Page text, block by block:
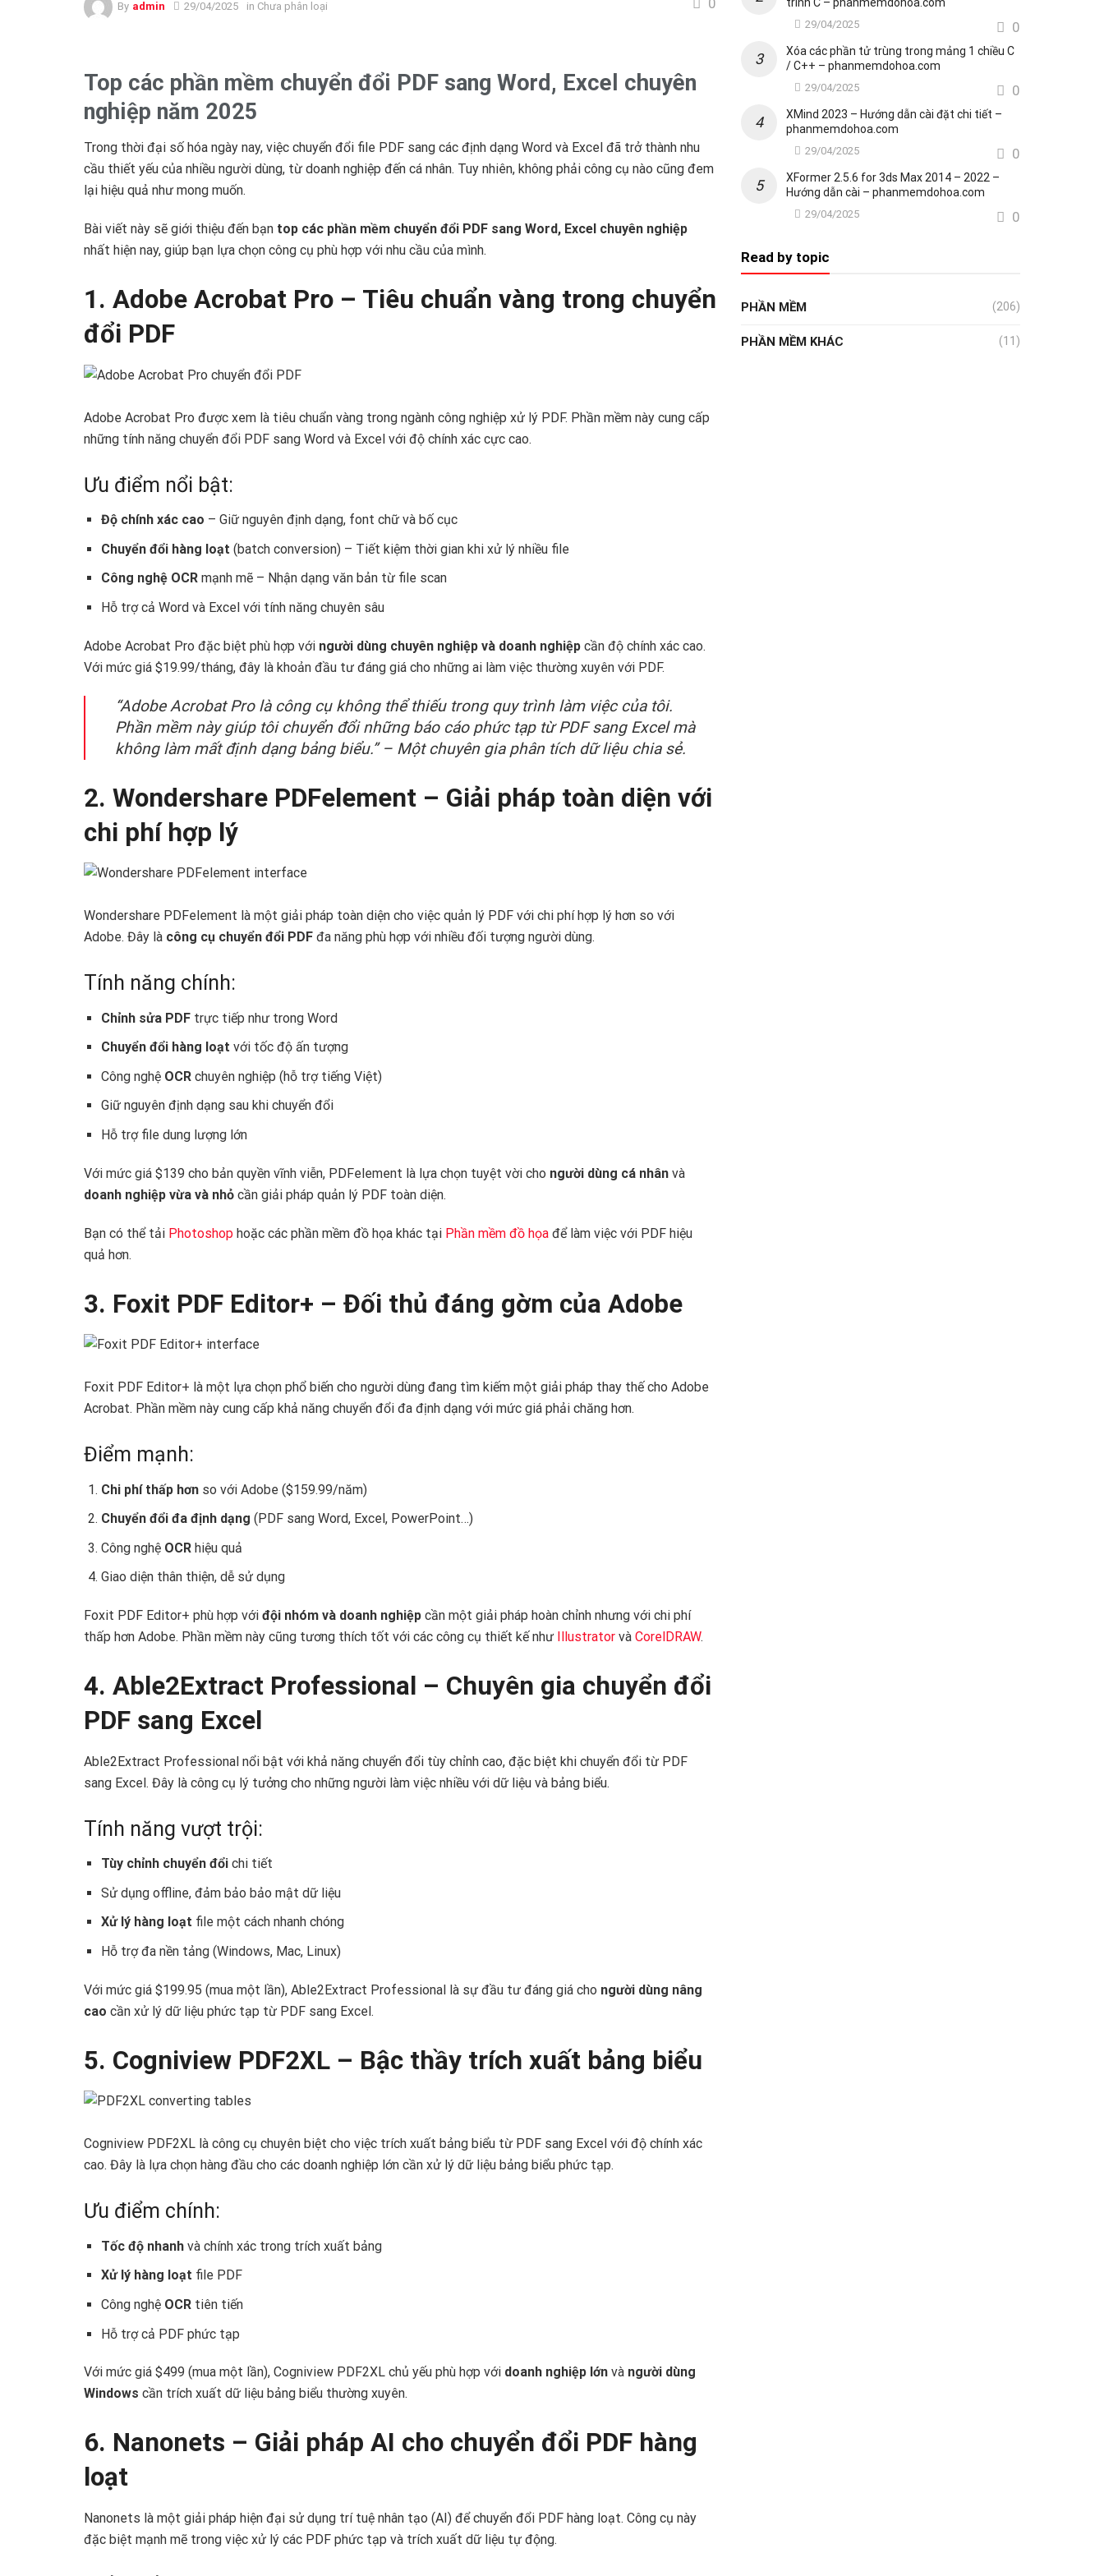
By admin 29/04/2025 in Chưa phân loại
Top các phần mềm chuyển đổi PDF sang Word, Excel chuyên
nghiệp năm 2025
Trong thời đại số hóa ngày nay, việc chuyển đổi file PDF sang các định dạng Word và Excel đã trở thành nhu
cầu thiết yếu của nhiều người dùng, từ doanh nghiệp đến cá nhân. Tuy nhiên, không phải công cụ nào cũng đem
lại hiệu quả như mong muốn.
Bài viết này sẽ giới thiệu đến bạn top các phần mềm chuyển đổi PDF sang Word, Excel chuyên nghiệp
nhất hiện nay, giúp bạn lựa chọn công cụ phù hợp với nhu cầu của mình.
1. Adobe Acrobat Pro – Tiêu chuẩn vàng trong chuyển
đổi PDF
Adobe Acrobat Pro được xem là tiêu chuẩn vàng trong ngành công nghiệp xử lý PDF. Phần mềm này cung cấp
những tính năng chuyển đổi PDF sang Word và Excel với độ chính xác cực cao.
Ưu điểm nổi bật:
Độ chính xác cao – Giữ nguyên định dạng, font chữ và bố cục
Chuyển đổi hàng loạt (batch conversion) – Tiết kiệm thời gian khi xử lý nhiều file
Công nghệ OCRmạnh mẽ – Nhận dạng văn bản từ file scan
Hỗ trợ cả Word và Excel với tính năng chuyên sâu
Adobe Acrobat Pro đặc biệt phù hợp với người dùng chuyên nghiệp và doanh nghiệp cần độ chính xác cao.
Với mức giá $19.99/tháng, đây là khoản đầu tư đáng giá cho những ai làm việc thường xuyên với PDF.
“Adobe Acrobat Pro là công cụ không thể thiếu trong quy trình làm việc của tôi.
Phần mềm này giúp tôi chuyển đổi những báo cáo phức tạp từ PDF sang Excel mà
không làm mất định dạng bảng biểu.” – Một chuyên gia phân tích dữ liệu chia sẻ.
2. Wondershare PDFelement – Giải pháp toàn diện với
chi phí hợp lý
Wondershare PDFelement là một giải pháp toàn diện cho việc quản lý PDF với chi phí hợp lý hơn so với
Adobe. Đây là công cụ chuyển đổi PDF đa năng phù hợp với nhiều đối tượng người dùng.
Tính năng chính:
Chỉnh sửa PDFtrực tiếp như trong Word
Chuyển đổi hàng loạt với tốc độ ấn tượng
Công nghệ OCRchuyên nghiệp (hỗ trợ tiếng Việt)
Giữ nguyên định dạng sau khi chuyển đổi
Hỗ trợ file dung lượng lớn
Với mức giá $139 cho bản quyền vĩnh viễn, PDFelement là lựa chọn tuyệt vời cho người dùng cá nhân và
doanh nghiệp vừa và nhỏ cần giải pháp quản lý PDF toàn diện.
Bạn có thể tải Photoshop hoặc các phần mềm đồ họa khác tại Phần mềm đồ họa để làm việc với PDF hiệu
quả hơn.
3. Foxit PDF Editor+ – Đối thủ đáng gờm của Adobe
Foxit PDF Editor+ là một lựa chọn phổ biến cho người dùng đang tìm kiếm một giải pháp thay thế cho Adobe
Acrobat. Phần mềm này cung cấp khả năng chuyển đổi đa định dạng với mức giá phải chăng hơn.
Điểm mạnh:
Chi phí thấp hơnso với Adobe ($159.99/năm)
Chuyển đổi đa định dạng (PDF sang Word, Excel, PowerPoint…)
Công nghệ OCRhiệu quả
Giao diện thân thiện, dễ sử dụng
Foxit PDF Editor+ phù hợp với đội nhóm và doanh nghiệp cần một giải pháp hoàn chỉnh nhưng với chi phí
thấp hơn Adobe. Phần mềm này cũng tương thích tốt với các công cụ thiết kế như
Illustrator và CorelDRAW.
4. Able2Extract Professional – Chuyên gia chuyển đổi
PDF sang Excel
Able2Extract Professional nổi bật với khả năng chuyển đổi tùy chỉnh cao, đặc biệt khi chuyển đổi từ PDF
sang Excel. Đây là công cụ lý tưởng cho những người làm việc nhiều với dữ liệu và bảng biểu.
Tính năng vượt trội:
Tùy chỉnh chuyển đổichi tiết
Sử dụng offline, đảm bảo bảo mật dữ liệu
Xử lý hàng loạt file một cách nhanh chóng
Hỗ trợ đa nền tảng (Windows, Mac, Linux)
Với mức giá $199.95 (mua một lần), Able2Extract Professional là sự đầu tư đáng giá cho người dùng nâng
cao cần xử lý dữ liệu phức tạp từ PDF sang Excel.
5. Cogniview PDF2XL – Bậc thầy trích xuất bảng biểu
Cogniview PDF2XL là công cụ chuyên biệt cho việc trích xuất bảng biểu từ PDF sang Excel với độ chính xác
cao. Đây là lựa chọn hàng đầu cho các doanh nghiệp lớn cần xử lý dữ liệu bảng biểu phức tạp.
Ưu điểm chính:
Tốc độ nhanhvà chính xác trong trích xuất bảng
Xử lý hàng loạt file PDF
Công nghệ OCRtiên tiến
Hỗ trợ cả PDF phức tạp
Với mức giá $499 (mua một lần), Cogniview PDF2XL chủ yếu phù hợp với doanh nghiệp lớn và người dùng
Windows cần trích xuất dữ liệu bảng biểu thường xuyên.
6. Nanonets – Giải pháp AI cho chuyển đổi PDF hàng
loạt
Nanonets là một giải pháp hiện đại sử dụng trí tuệ nhân tạo (AI) để chuyển đổi PDF hàng loạt. Công cụ này
đặc biệt mạnh mẽ trong việc xử lý các PDF phức tạp và trích xuất dữ liệu tự động.
trình C – phanmemdohoa.com
29/04/2025 0
Xóa các phần tử trùng trong mảng 1 chiều C
/ C++ – phanmemdohoa.com
29/04/2025 0
XMind 2023 – Hướng dẫn cài đặt chi tiết –
phanmemdohoa.com
29/04/2025 0
XFormer 2.5.6 for 3ds Max 2014 – 2022 –
Hướng dẫn cài – phanmemdohoa.com
29/04/2025 0
Read by topic
PHẦN MỀM (206)
PHẦN MỀM KHÁC (11)